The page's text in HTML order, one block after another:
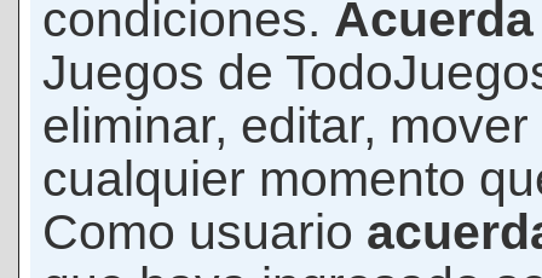
condiciones. Acuerda
Juegos de
eliminar, editar,
cualquier momento
Como usuario